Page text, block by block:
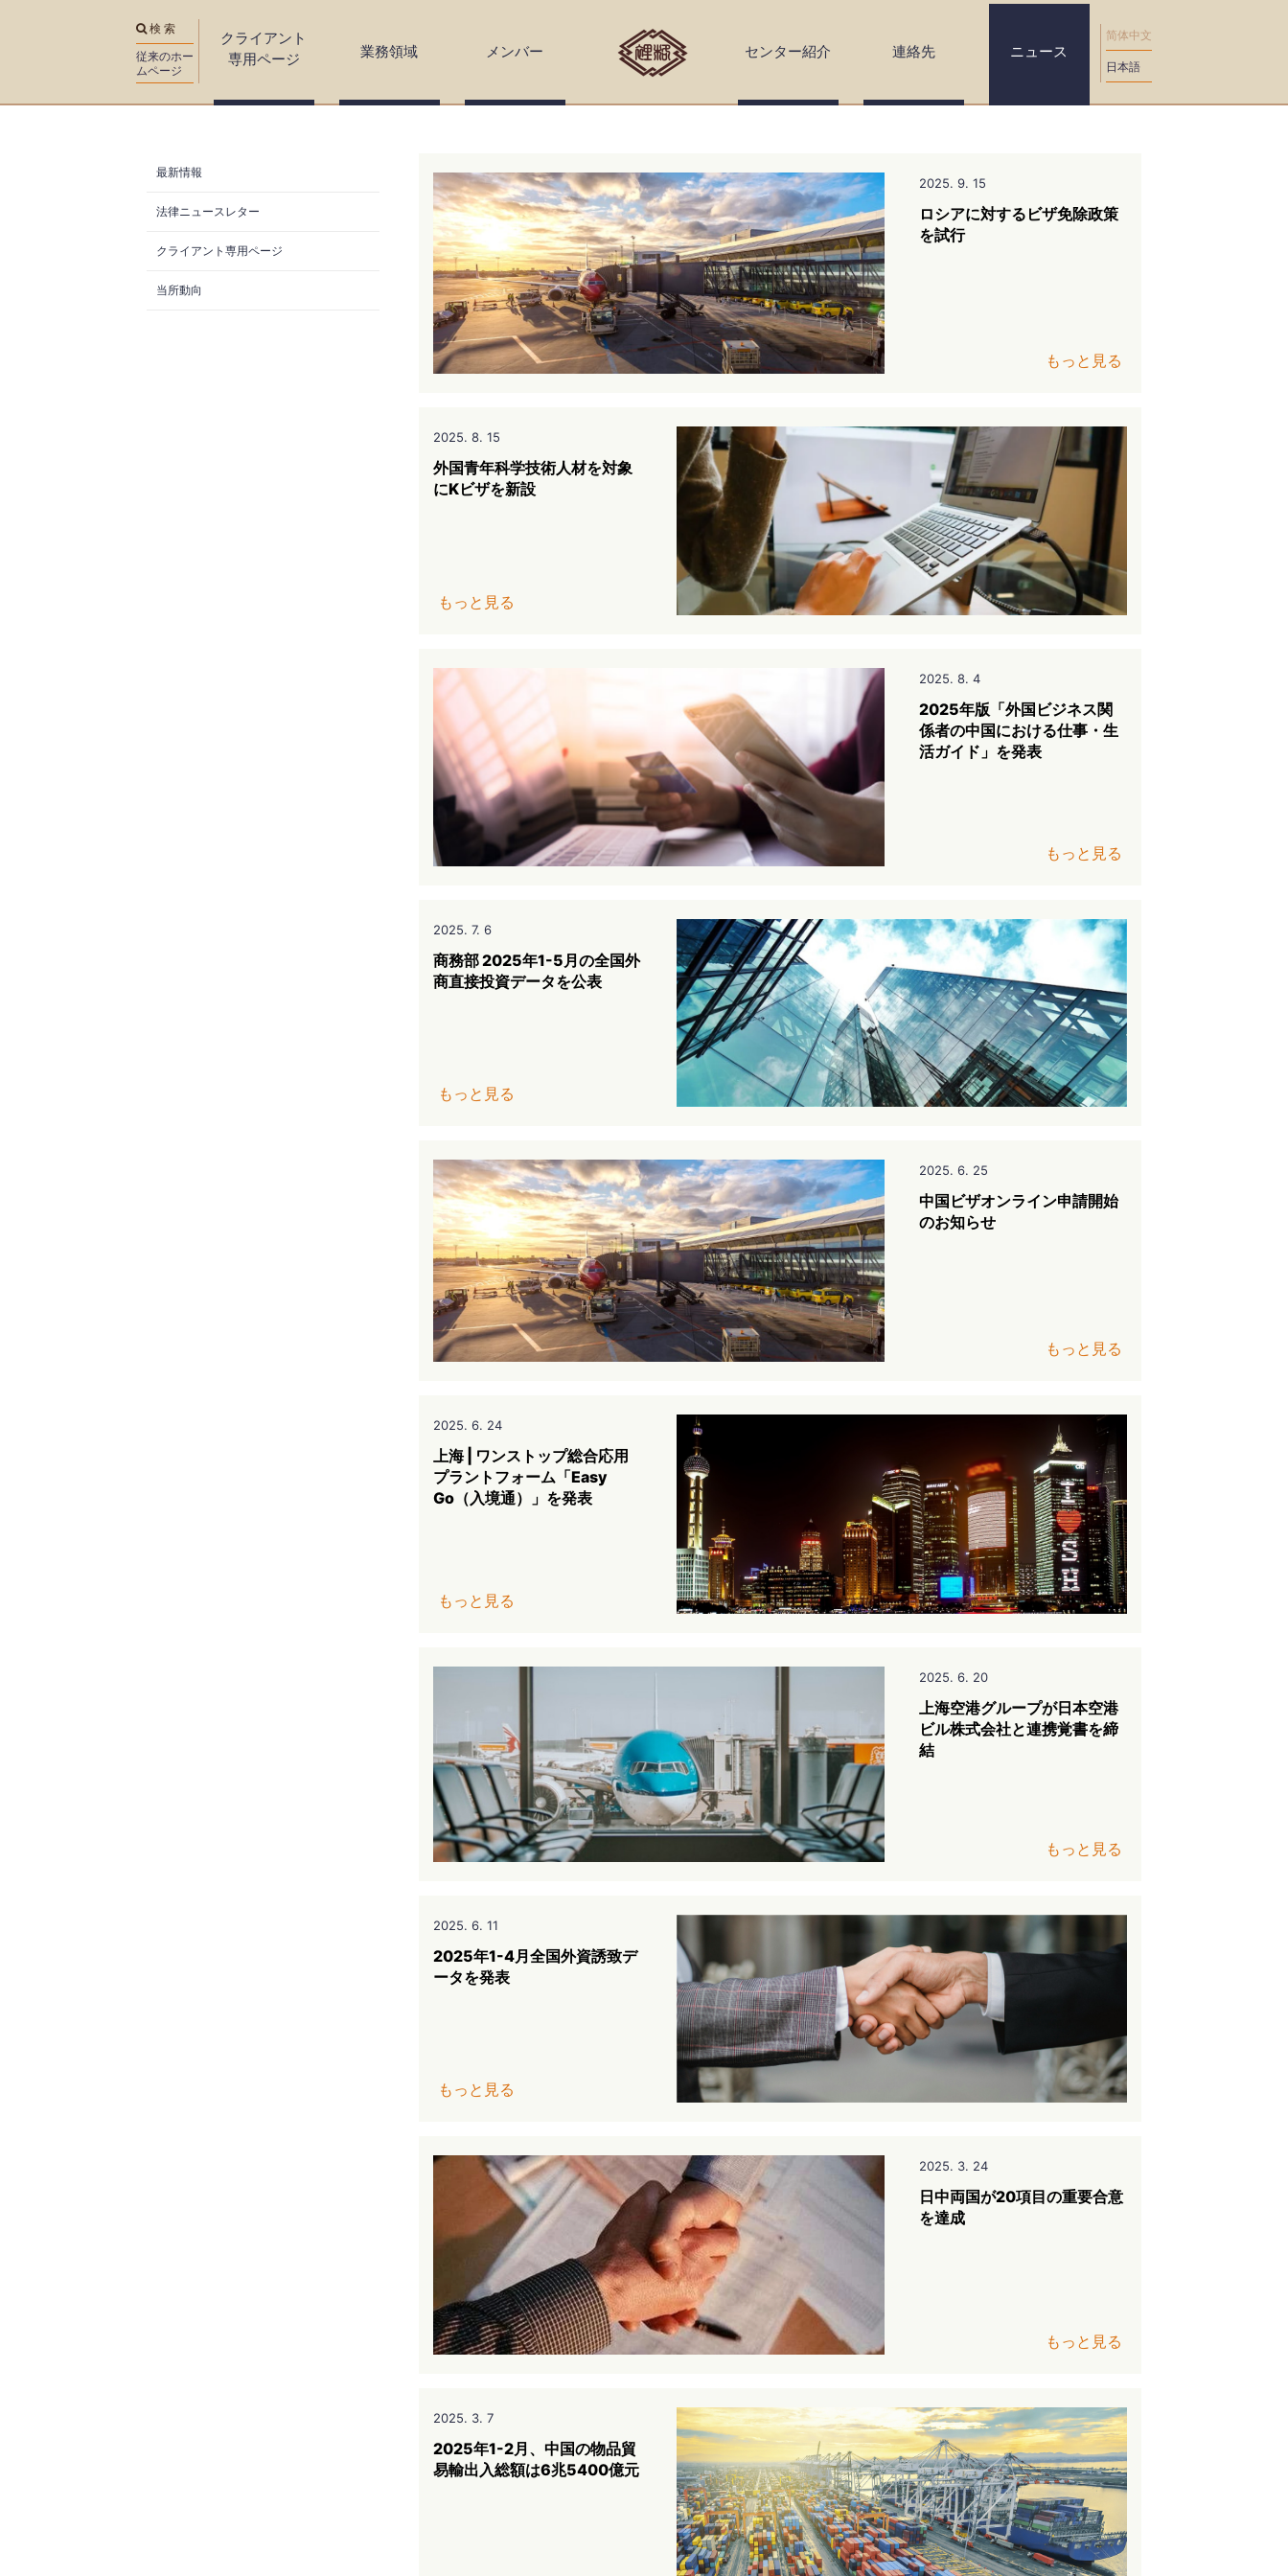
content
検 索
従来のホー
ムページ
クライアント
専用ページ
業務領域 メンバー センター紹介 連絡先 ニュース
简体中文
日本語
You are here
最新情報
法律ニュースレター
クライアント専用ページ
当所動向
2025. 9. 15
ロシアに対するビザ免除政策
を試行
もっと見る
2025. 8. 15
外国青年科学技術人材を対象
にKビザを新設
もっと見る
2025. 8. 4
2025年版「外国ビジネス関
係者の中国における仕事・生
活ガイド」を発表
もっと見る
2025. 7. 6
商務部 2025年1-5月の全国外
商直接投資データを公表
もっと見る
2025. 6. 25
中国ビザオンライン申請開始
のお知らせ
もっと見る
2025. 6. 24
上海 | ワンストップ総合応用
プラントフォーム「Easy
Go（入境通）」を発表
もっと見る
2025. 6. 20
上海空港グループが日本空港
ビル株式会社と連携覚書を締
結
もっと見る
2025. 6. 11
2025年1-4月全国外資誘致デ
ータを発表
もっと見る
2025. 3. 24
日中両国が20項目の重要合意
を達成
もっと見る
2025. 3. 7
2025年1-2月、中国の物品貿
易輸出入総額は6兆5400億元